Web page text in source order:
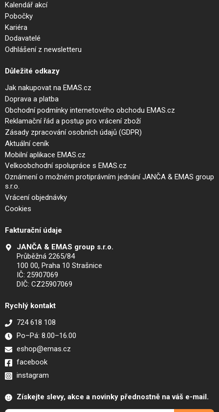
Kalendář akcí
Pobočky
Kariéra
Dodavatelé
Odhlášení z newsletteru
Důležité odkazy
Jak nakupovat na EMAS.cz
Doprava a platba
Obchodní podmínky internetového obchodu EMAS.cz
Reklamační řád a postup pro vrácení zboží
Zásady zpracování osobních údajů (GDPR)
Aktuální ceník
Mobilní aplikace EMAS.cz
Velkoobchodní spolupráce s EMAS.cz
Oznámení o možném protiprávním jednání JANČA & EMAS group
s.r.o.
Vrácení objednávky
Cookies
Fakturační údaje
JANČA & EMAS group s.r.o.
Průběžná 2265/84
100 00, Praha 10 Strašnice
IČ: 25907069
DIČ: CZ25907069
Rychlý kontakt
724 618 108
Po–Pá: 8.00–16.00
eshop@emas.cz
facebook
instagram
Získejte slevy, akce a novinky přednostně na váš e-mail.